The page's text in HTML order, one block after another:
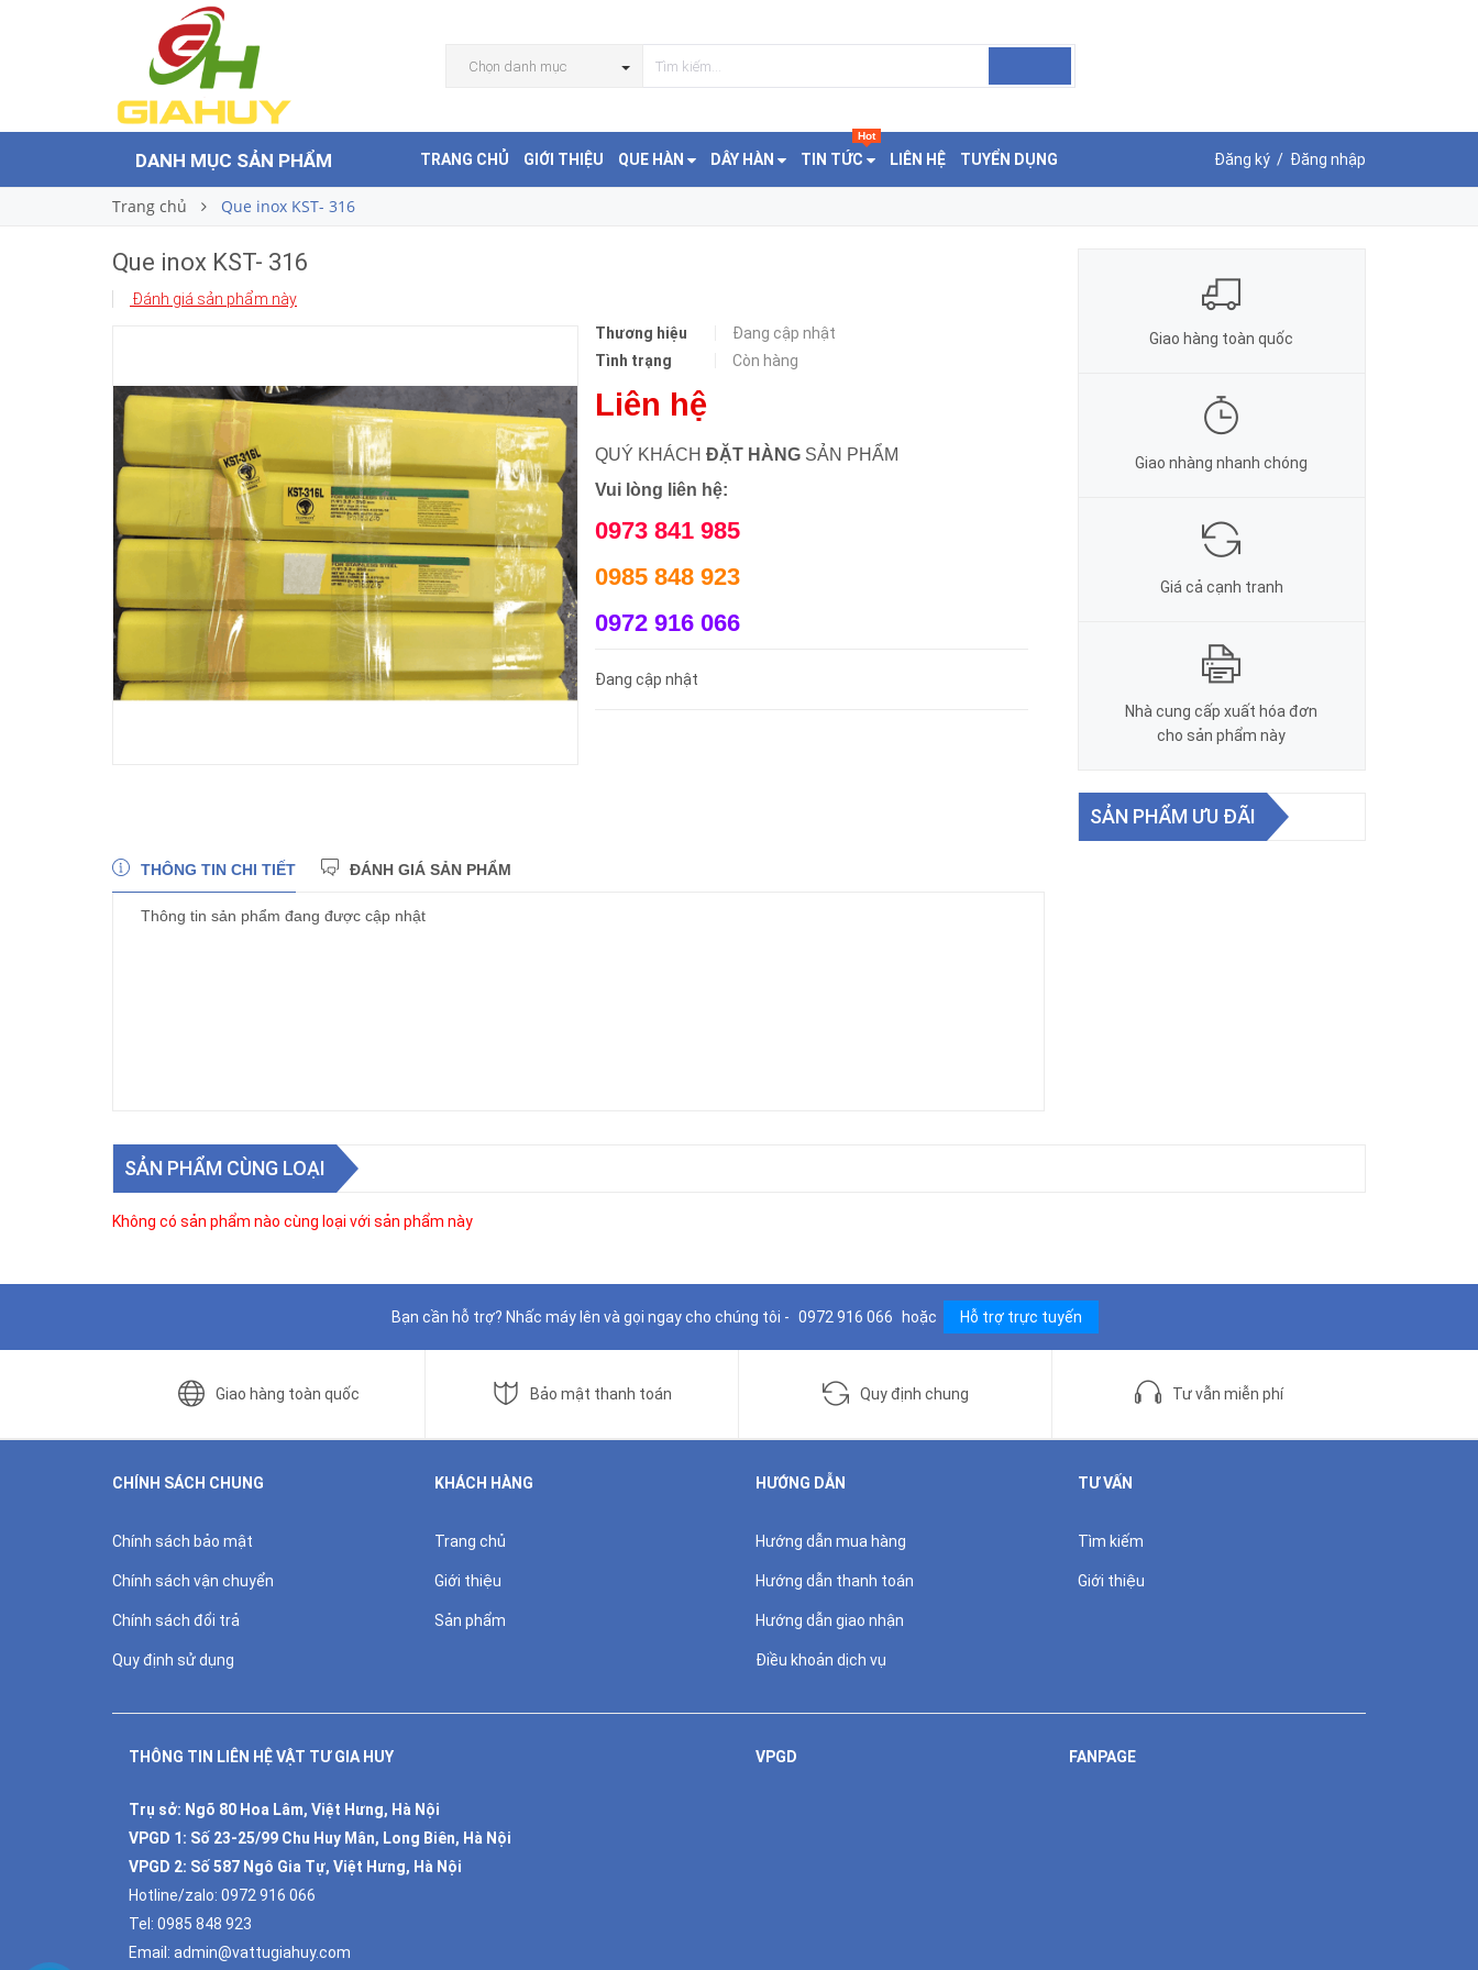
Chọn danh mục
DANH MỤC SẢN PHẨM TRANG CHỦ GIỚI THIỆU QUE HÀN DÂY HÀN TIN TỨC
Hot
LIÊN HỆ TUYỂN DỤNG Đăng ký / Đăng nhập
Trang chủ Que inox KST- 316
Que inox KST- 316
Đánh giá sản phẩm này
Thương hiệu
Đang cập nhật
Tình trạng
Còn hàng
Liên hệ
QUÝ KHÁCH ĐẶT HÀNGSẢN PHẨM
Vui lòng liên hệ:
0973 841 985
0985 848 923
0972 916 066
Đang cập nhật
Que inox KST- 316
Giá bán: Liên hệ
THÔNG TIN CHI TIẾT ĐÁNH GIÁ SẢN PHẨM
Thông tin sản phẩm đang được cập nhật
Giao hàng toàn quốc
Giao nhàng nhanh chóng
Giá cả cạnh tranh
Nhà cung cấp xuất hóa đơn
cho sản phẩm này
SẢN PHẨM ƯU ĐÃI
SẢN PHẨM CÙNG LOẠI
Không có sản phẩm nào cùng loại với sản phẩm này
Bạn cần hỗ trợ? Nhấc máy lên và gọi ngay cho chúng tôi - 0972 916 066 hoặc Hỗ trợ trực tuyến
Giao hàng toàn quốc Bảo mật thanh toán Quy định chung Tư vẫn miễn phí
CHÍNH SÁCH CHUNG
Chính sách bảo mật
Chính sách vận chuyển
Chính sách đổi trả
Quy định sử dụng
KHÁCH HÀNG
Trang chủ
Giới thiệu
Sản phẩm
HƯỚNG DẪN
Hướng dẫn mua hàng
Hướng dẫn thanh toán
Hướng dẫn giao nhận
Điều khoản dịch vụ
TƯ VẤN
Tìm kiếm
Giới thiệu
THÔNG TIN LIÊN HỆ VẬT TƯ GIA HUY
Trụ sở: Ngõ 80 Hoa Lâm, Việt Hưng, Hà Nội
VPGD 1: Số 23-25/99 Chu Huy Mân, Long Biên, Hà Nội
VPGD 2: Số 587 Ngô Gia Tự, Việt Hưng, Hà Nội
Hotline/zalo: 0972 916 066
Tel: 0985 848 923
Email: admin@vattugiahuy.com
VPGD FANPAGE